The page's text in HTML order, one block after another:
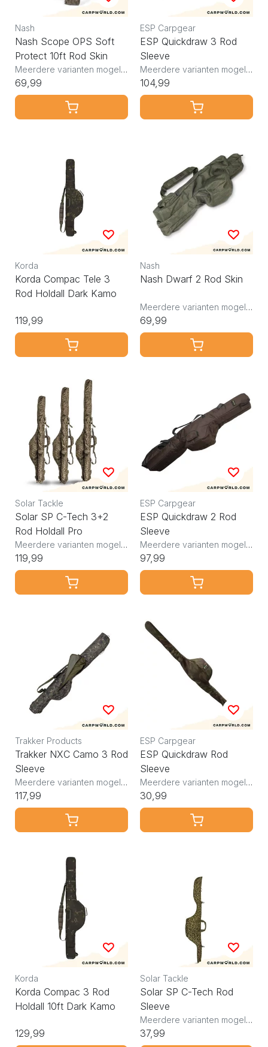
Nash
Nash Scope OPS Soft
Protect 10ft Rod Skin
Meerdere varianten mogelijk
69,99
ESP Carpgear
ESP Quickdraw 3 Rod
Sleeve
Meerdere varianten mogelijk
104,99
Korda
Korda Compac Tele 3
Rod Holdall Dark Kamo
119,99
Nash
Nash Dwarf 2 Rod Skin
Meerdere varianten mogelijk
69,99
Solar Tackle
Solar SP C-Tech 3+2
Rod Holdall Pro
Meerdere varianten mogelijk
119,99
ESP Carpgear
ESP Quickdraw 2 Rod
Sleeve
Meerdere varianten mogelijk
97,99
Trakker Products
Trakker NXC Camo 3 Rod
Sleeve
Meerdere varianten mogelijk
117,99
ESP Carpgear
ESP Quickdraw Rod
Sleeve
Meerdere varianten mogelijk
30,99
Korda
Korda Compac 3 Rod
Holdall 10ft Dark Kamo
129,99
Solar Tackle
Solar SP C-Tech Rod
Sleeve
Meerdere varianten mogelijk
37,99